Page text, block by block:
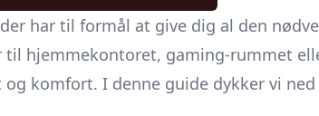
har til formål at give dig al den
hjemmekontoret, gaming-rummet
komfort. I denne guide dykker vi